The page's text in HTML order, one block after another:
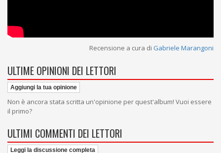
Recensione a cura di Gabriele Marangoni
ULTIME OPINIONI DEI LETTORI
Aggiungi la tua opinione
Non è ancora stata scritta un'opinione per quest'album! Vuoi essere
il primo?
ULTIMI COMMENTI DEI LETTORI
Leggi la discussione completa